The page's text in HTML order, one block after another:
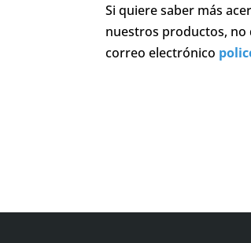
Si quiere saber más
nuestros productos,
correo electrónico